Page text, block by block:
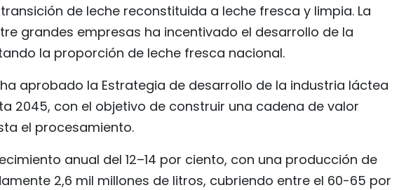
de leche reconstituida a leche fresca y limpia. La
grandes empresas ha incentivado el desarrollo de la
la proporción de leche fresca nacional.
aprobado la Estrategia de desarrollo de la industria láctea
2045, con el objetivo de construir una cadena de valor
el procesamiento.
anual del 12–14 por ciento, con una producción de
2,6 mil millones de litros, cubriendo entre el 60-65 por